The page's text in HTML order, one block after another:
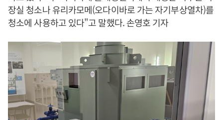
장실 청소나 유리카모메(오다이바로 가는 자기부상열차)를
청소에 사용하고 있다"고 말했다. 손영호 기자